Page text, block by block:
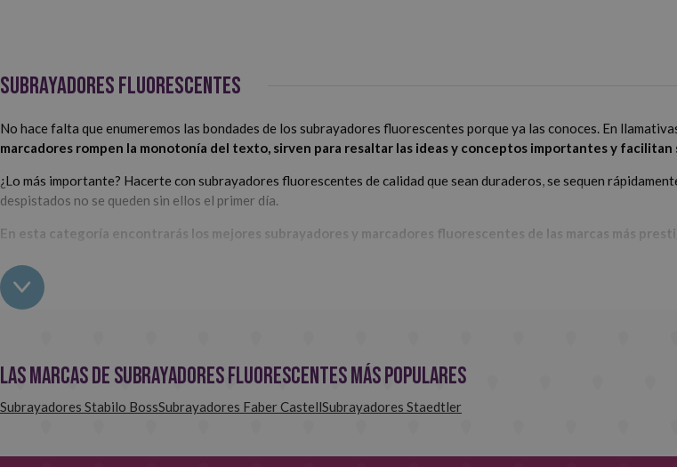
SUBRAYADORES FLUORESCENTES
No hace falta que enumeremos las bondades de los subrayadores fluorescentes porque ya las conoces. En
marcadores rompen la monotonía del texto, sirven para resaltar las ideas y conceptos importantes y facilitan
¿Lo más importante? Hacerte con subrayadores fluorescentes de calidad que sean duraderos, se sequen
despistados no se queden sin ellos el primer día.
En esta categoría encontrarás los mejores subrayadores y marcadores fluorescentes de las marcas más
Las marcas de subrayadores fluorescentes más populares
Subrayadores Stabilo BossSubrayadores Faber CastellSubrayadores Staedtler